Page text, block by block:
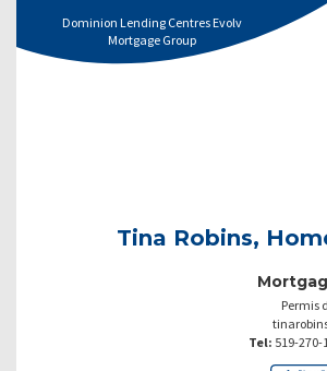
Dominion Lending Centres Evolv
Mortgage Group
Tina Robins,
Permis
Tel: 519-270-